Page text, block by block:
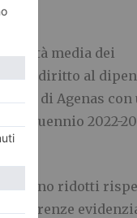
media dei
di diritto al
di Agenas con
2022-
si sono ridotti
carenze